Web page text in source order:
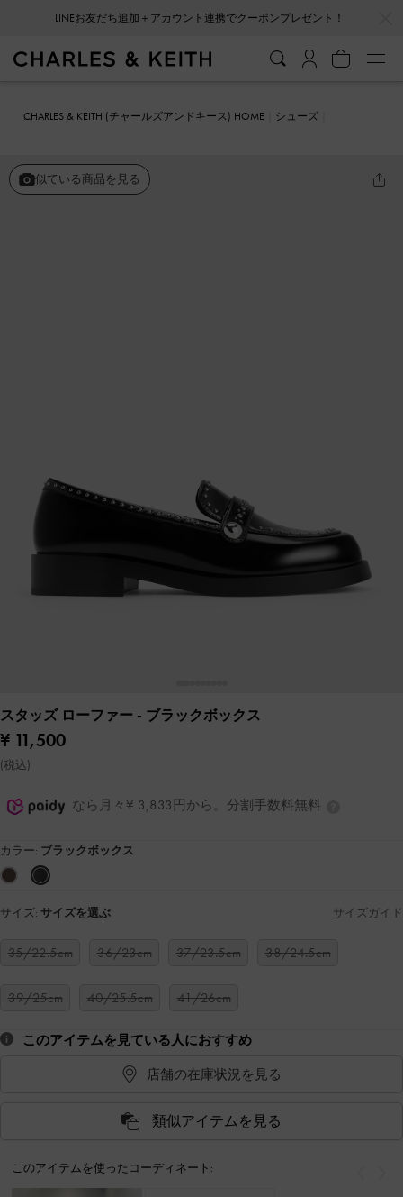
LINEお友だち追加＋アカウント連携でクーポンプレゼント！
CHARLES & KEITH (チャールズアンドキース) HOME
シューズ
似ている商品を見る
スタッズ ローファー - ブラックボックス
¥ 11,500
(税込)
なら月々¥ 3,833円から。分割手数料無料
カラー: ブラックボックス
サイズ: サイズを選ぶ サイズガイド
35/22.5cm 36/23cm 37/23.5cm 38/24.5cm
39/25cm 40/25.5cm 41/26cm
このアイテムを見ている人におすすめ
店舗の在庫状況を見る
類似アイテムを見る
このアイテムを使ったコーディネート: